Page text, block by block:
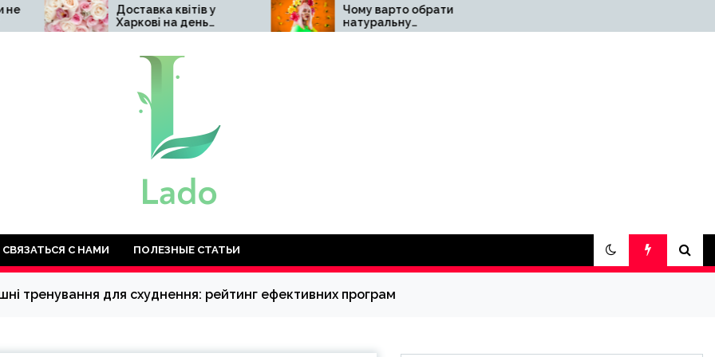
Доставка квітів у
Харкові на день
народження: топ-10
Чому варто обрати
натуральну
косметику Hillary
споживання: досвід
СВЯЗАТЬСЯ С НАМИ ПОЛЕЗНЫЕ СТАТЬИ
тренування для схуднення: рейтинг ефективних програм